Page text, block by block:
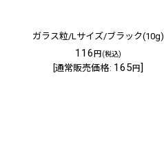
ガラス粒/Lサイズ/ブラック(10g)
116円(税込)
通常販売価格: 165円]